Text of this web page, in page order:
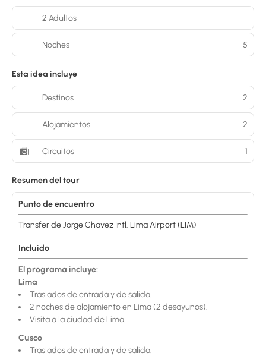
2 Adultos
Noches 5
Esta idea incluye
Destinos 2
Alojamientos 2
Circuitos 1
Resumen del tour
Punto de encuentro
Transfer de Jorge Chavez Intl. Lima Airport (LIM)
Incluido
El programa incluye:
Lima
Traslados de entrada y de salida.
2 noches de alojamiento en Lima (2 desayunos).
Visita a la ciudad de Lima.
Cusco
Traslados de entrada y de salida.